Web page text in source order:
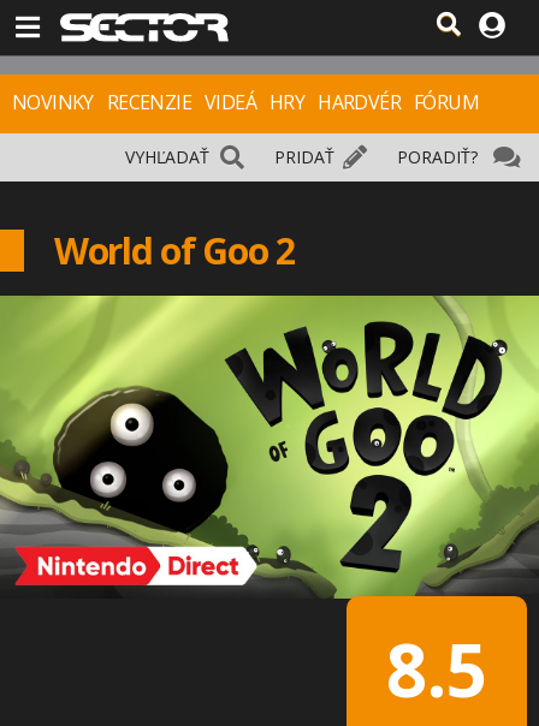
NOVINKY RECENZIE VIDEÁ HRY HARDVÉR FÓRUM
PORADIŤ?
PRIDAŤ
VYHĽADAŤ
World of Goo 2
8.5